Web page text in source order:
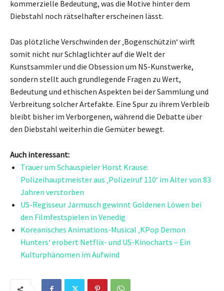
kommerzielle Bedeutung, was die Motive hinter dem
Diebstahl noch rätselhafter erscheinen lässt.
Das plötzliche Verschwinden der ‚Bogenschützin‘ wirft
somit nicht nur Schlaglichter auf die Welt der
Kunstsammler und die Obsession um NS-Kunstwerke,
sondern stellt auch grundlegende Fragen zu Wert,
Bedeutung und ethischen Aspekten bei der Sammlung und
Verbreitung solcher Artefakte. Eine Spur zu ihrem Verbleib
bleibt bisher im Verborgenen, während die Debatte über
den Diebstahl weiterhin die Gemüter bewegt.
Auch interessant:
Trauer um Schauspieler Horst Krause:
Polizeihauptmeister aus ‚Polizeiruf 110‘ im Alter von 83
Jahren verstorben
US-Regisseur Jarmusch gewinnt Goldenen Löwen bei
den Filmfestspielen in Venedig
Koreanisches Animations-Musical ‚KPop Demon
Hunters‘ erobert Netflix- und US-Kinocharts – Ein
Kulturphänomen im Aufwind